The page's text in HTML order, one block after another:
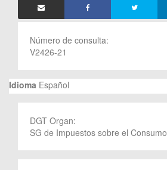
Número de consulta:
V2426-21
Idioma Español
DGT Organ:
SG de Impuestos sobre el Consumo